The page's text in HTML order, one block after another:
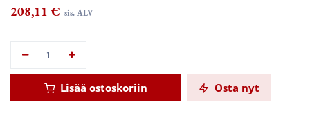
208,11 € sis. ALV
Lisää ostoskoriin Osta nyt